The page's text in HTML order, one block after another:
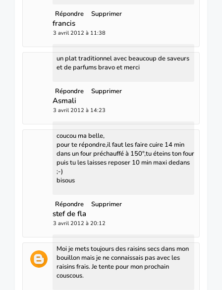
Répondre Supprimer
francis
3 avril 2012 à 11:38
un plat traditionnel avec beaucoup de saveurs
et de parfums bravo et merci
Répondre Supprimer
Asmali
3 avril 2012 à 14:23
coucou ma belle,
pour te répondre,il faut les faire cuire 14 min
dans un four préchauffé à 150°,tu éteins ton four
puis tu les laisses reposer 10 min maxi dedans
;-)
bisous
Répondre Supprimer
stef de fla
3 avril 2012 à 20:12
Moi je mets toujours des raisins secs dans mon
bouillon mais je ne connaissais pas avec les
raisins frais. Je tente pour mon prochain
couscous.